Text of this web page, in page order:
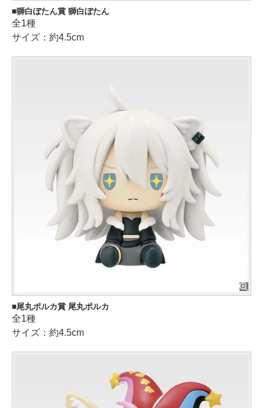
獅白ぼたん賞 獅白ぼたん
全1種
サイズ：約4.5cm
尾丸ポルカ賞 尾丸ポルカ
全1種
サイズ：約4.5cm